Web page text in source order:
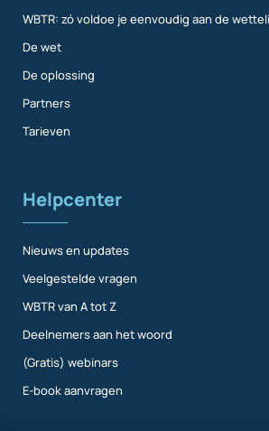
WBTR: zó voldoe je eenvoudig aan de
De wet
De oplossing
Partners
Tarieven
Helpcenter
Nieuws en updates
Veelgestelde vragen
WBTR van A tot Z
Deelnemers aan het woord
(Gratis) webinars
E-book aanvragen